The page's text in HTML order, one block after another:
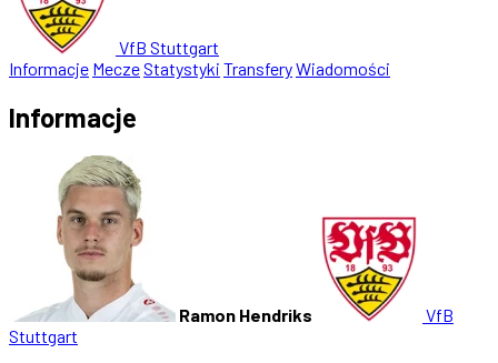
VfB Stuttgart
Informacje MeczeStatystyki TransferyWiadomości
Informacje
Ramon Hendriks
VfB
Stuttgart